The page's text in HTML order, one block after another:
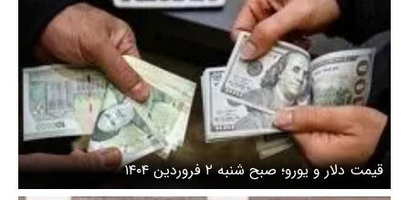
قیمت دلار و یورو؛ صبح شنبه ۲ فروردین ۱۴۰۴